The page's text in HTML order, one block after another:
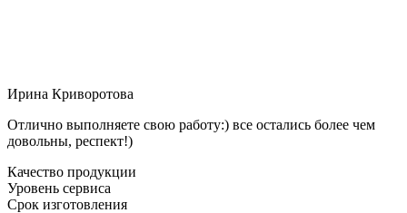
Ирина Криворотова
Отлично выполняете свою работу:) все остались более чем
довольны, респект!)
Качество продукции
Уровень сервиса
Срок изготовления